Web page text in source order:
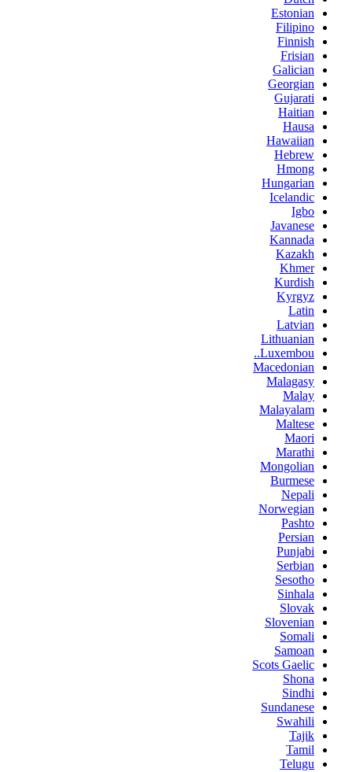
Estonian
Filipino
Finnish
Frisian
Galician
Georgian
Gujarati
Haitian
Hausa
Hawaiian
Hebrew
Hmong
Hungarian
Icelandic
Igbo
Javanese
Kannada
Kazakh
Khmer
Kurdish
Kyrgyz
Latin
Latvian
Lithuanian
Luxembou..
Macedonian
Malagasy
Malay
Malayalam
Maltese
Maori
Marathi
Mongolian
Burmese
Nepali
Norwegian
Pashto
Persian
Punjabi
Serbian
Sesotho
Sinhala
Slovak
Slovenian
Somali
Samoan
Scots Gaelic
Shona
Sindhi
Sundanese
Swahili
Tajik
Tamil
Telugu